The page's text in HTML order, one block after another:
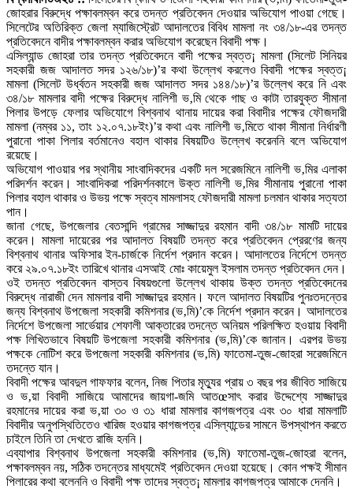
জোহরার বিরুদ্ধে পক্ষাবলম্বন করে তদন্ত প্রতিবেদন দেওয়ার অভিযোগ পাওয়া গেছে।
সিলেটের অতিরিক্ত জেলা ম্যাজিস্ট্রেট আদালতের বিবিধ মামলা নং ৩৪/১৮-এর তদন্ত
প্রতিবেদনে বাদীর পক্ষাবলম্বন করার অভিযোগ করেছেন বিবাদী পক্ষ।
এসিল্যান্ড জোহরা তার তদন্ত প্রতিবেদনে বাদী পক্ষের স্বত্ত¡ মামলা (সিলেট সিনিয়র
সহকারী জজ আদালত সদর ১২৬/১৮)’র কথা উল্লেখ করলেও বিবাদী পক্ষের স্বত্ত¡
মামলা (সিলেট উর্ধ্বতন সহকারী জজ আদালত সদর ১৪৪/১৮)’র উল্লেখ করে নি এবং
৩৪/১৮ মামলার বাদী পক্ষের বিরুদ্ধে নালিশী ভ‚মি থেকে গাছ ও কাটা তারযুক্ত সীমানা
পিলার উপড়ে ফেলার অভিযোগে বিশ্বনাথ থানায় দায়ের করা বিবাদীর পক্ষের ফৌজদারী
মামলা (নম্বর ১১, তাং ১২.০৭.১৮ইং)’র কথা এবং নালিশী ভ‚মিতে থাকা সীমানা নির্ধারণী
পুরানো পাকা পিলার বর্তমানেও বহাল থাকার বিষয়টিও উল্লেখ করেননি বলে অভিযোগ
রয়েছে।
অভিযোগ পাওয়ার পর স্থানীয় সাংবাদিকদের একটি দল সরেজমিনে নালিশী ভ‚মির এলাকা
পরিদর্শন করেন। সাংবাদিকরা পরিদর্শনকালে উক্ত নালিশী ভ‚মির সীমানায় পুরানো পাকা
পিলার বহাল থাকার ও উভয় পক্ষে স্বত্ব মামলাসহ ফৌজদারী মামলা চলমান থাকার সত্যতা
পান।
জানা গেছে, উপজেলার বেতসান্দি গ্রামের সাজ্জাদুর রহমান বাদী ৩৪/১৮ মামটি দায়ের
করেন। মামলা দায়েরের পর আদালত বিষয়টি তদন্ত করে প্রতিবেদন প্রেরণের জন্য
বিশ্বনাথ থানার অফিসার ইন-চার্জকে নির্দেশ প্রদান করেন। আদালতের নির্দেশে তদন্ত
করে ২৯.০৭.১৮ইং তারিখে থানার এসআই মোঃ কায়েমুল ইসলাম তদন্ত প্রতিবেদন দেন।
ওই তদন্ত প্রতিবেদন বাস্তব বিষয়গুলো উল্লেখ থাকায় উক্ত তদন্ত প্রতিবেদনের
বিরুদ্ধে নারাজী দেন মামলার বাদী সাজ্জাদুর রহমান। ফলে আদালত বিষয়টির পুনঃতদন্তের
জন্য বিশ্বনাথ উপজেলা সহকারী কমিশনার (ভ‚মি)’কে নির্দেশ প্রদান করেন। আদালতের
নির্দেশে উপজেলা সার্ভেয়ার শেফালী আক্তারের তদন্তে অনিয়ম পরিলক্ষিত হওয়ায় বিবাদী
পক্ষ লিখিতভাবে বিষয়টি উপজেলা সহকারী কমিশনার (ভ‚মি)’কে জানান। এরপর উভয়
পক্ষকে নোটিশ করে উপজেলা সহকারী কমিশনার (ভ‚মি) ফাতেমা-তুজ-জোহরা সরেজমিনে
তদন্তে যান।
বিবাদী পক্ষের আবদুল গাফফার বলেন, নিজ পিতার মৃত্যুর প্রায় ৩ বছর পর জীবিত সাজিয়ে
ও ভ‚য়া বিবাদী সাজিয়ে আমাদের জায়গা-জমি আতœসাৎ করার উদ্দেশ্যে সাজ্জাদুর
রহমানের দায়ের করা ভ‚য়া ৩০ ও ৩১ ধারা মামলার কাগজপত্র এবং ৩০ ধারা মামলাটি
বিবাদীর অনুপস্থিতিতেও খারিজ হওয়ার কাগজপত্র এসিল্যান্ডের সামনে উপস্থাপন করতে
চাইলে তিনি তা দেখতে রাজি হননি।
এব্যাপার বিশ্বনাথ উপজেলা সহকারী কমিশনার (ভ‚মি) ফাতেমা-তুজ-জোহরা বলেন,
পক্ষাবলম্বন নয়, সঠিক তদন্তের মাধ্যমেই প্রতিবেদন দেওয়া হয়েছে। কোন পক্ষই সীমান
পিলারের কথা বলেননি ও বিবাদী পক্ষ তাদের স্বত্ত¡ মামলার কাগজপত্র আমাকে দেননি।